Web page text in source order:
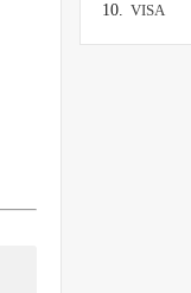
VISA